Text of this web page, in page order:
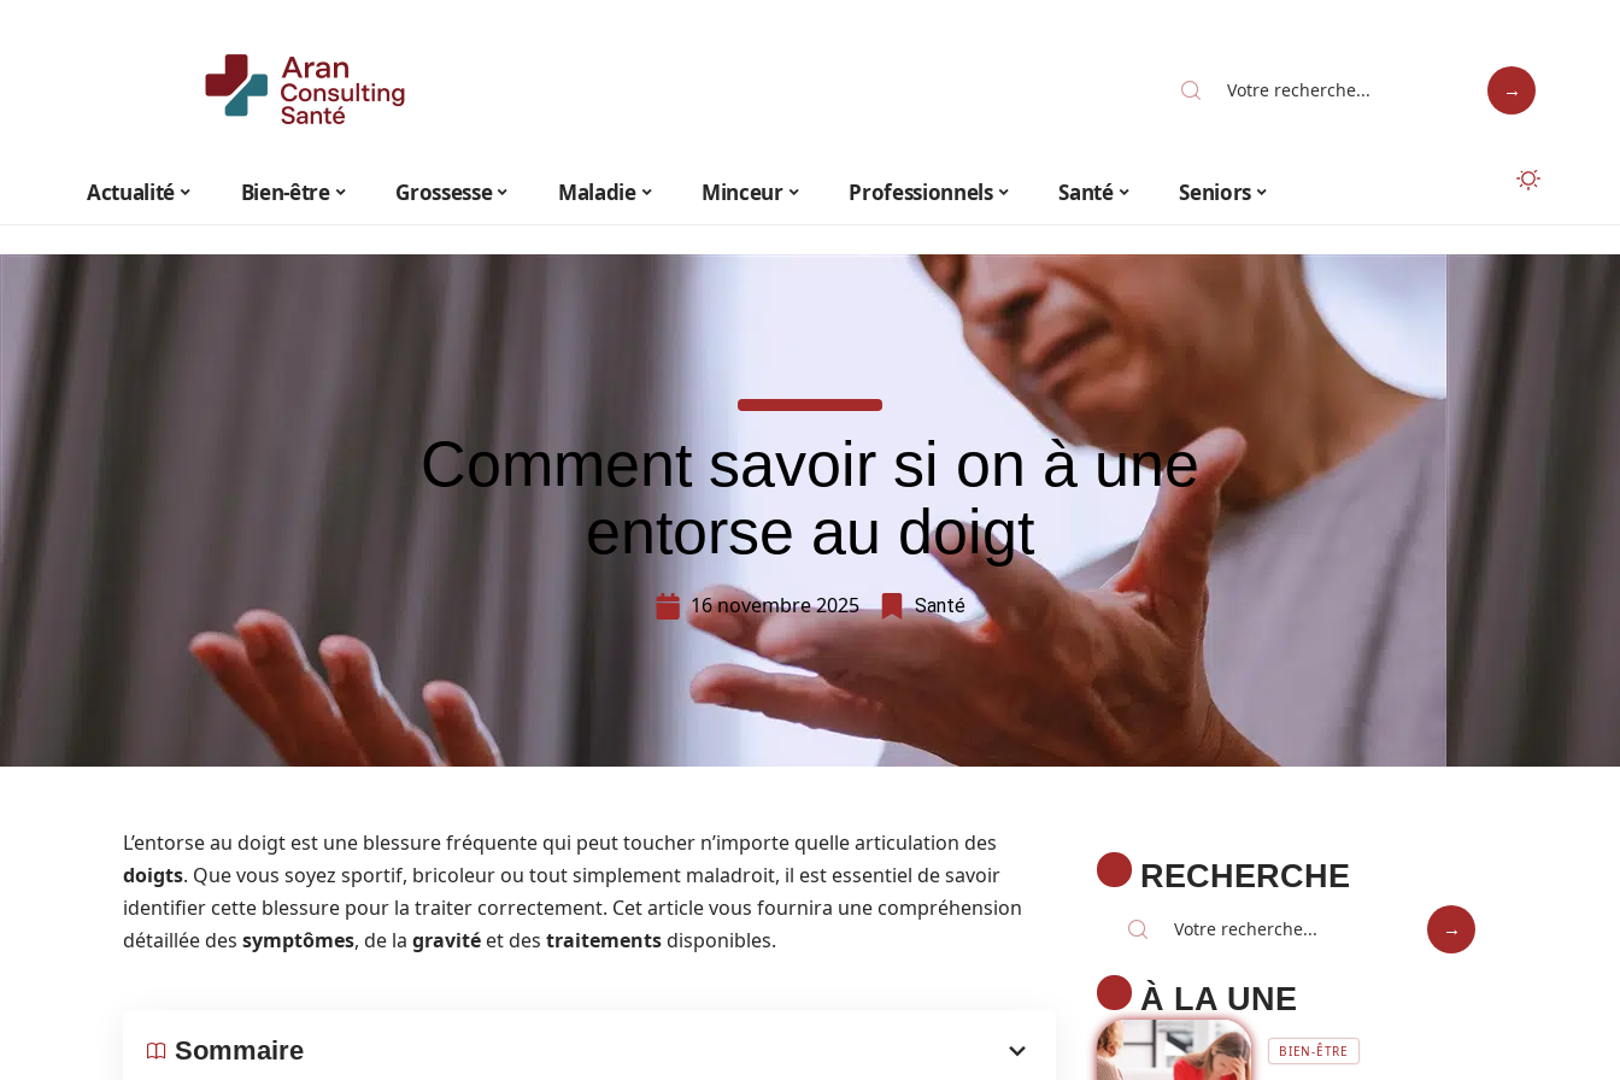
Actualité Bien-être Grossesse Maladie Minceur Professionnels Santé Seniors
Comment savoir si on à une
entorse au doigt
16 novembre 2025 Santé
L’entorse au doigt est une blessure fréquente qui peut toucher n’importe quelle articulation des
doigts. Que vous soyez sportif, bricoleur ou tout simplement maladroit, il est essentiel de savoir
identifier cette blessure pour la traiter correctement. Cet article vous fournira une compréhension
détaillée des symptômes, de la gravité et des traitementsdisponibles.
Sommaire
RECHERCHE
À LA UNE
BIEN-ÊTRE